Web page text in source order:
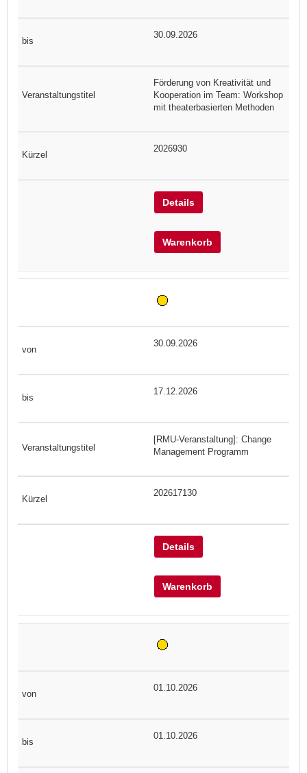
30.09.2026
Förderung von Kreativität und
Kooperation im Team: Workshop
mit theaterbasierten Methoden
2026930
Details
Warenkorb
30.09.2026
17.12.2026
[RMU-Veranstaltung]: Change
Management Programm
202617130
Details
Warenkorb
01.10.2026
01.10.2026